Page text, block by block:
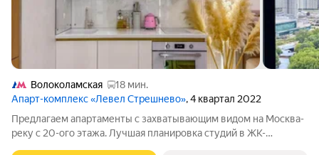
Волоколамская
18 мин.
Апарт-комплекс «Левел Стрешнево», 4 квартал 2022
Предлагаем апартаменты с захватывающим видом на Москва-
реку с 20-ого этажа. Лучшая планировка студий в ЖК-